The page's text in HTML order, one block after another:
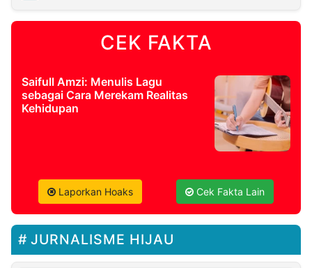
CEK FAKTA
Saifull Amzi: Menulis Lagu
sebagai Cara Merekam Realitas
Kehidupan
Laporkan Hoaks Cek Fakta Lain
JURNALISME HIJAU